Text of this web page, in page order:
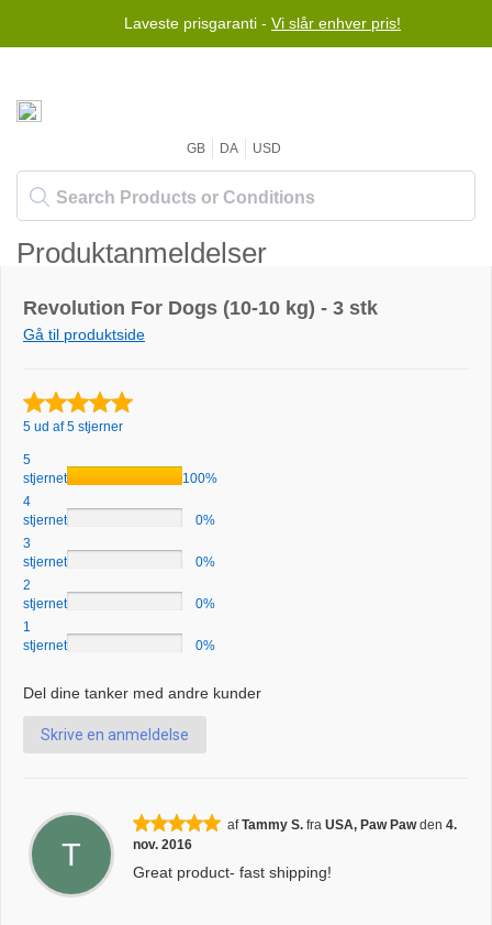
Laveste prisgaranti - Vi slår enhver pris!
GB DA USD
Produktanmeldelser
Revolution For Dogs (10-10 kg) - 3 stk
Gå til produktside
5 ud af 5 stjerner
5
stjernet
100%
4
stjernet
0%
3
stjernet
0%
2
stjernet
0%
1
stjernet
0%
Del dine tanker med andre kunder
Skrive en anmeldelse
T
afTammy S. fra USA, Paw Paw den 4.
nov. 2016
Great product- fast shipping!